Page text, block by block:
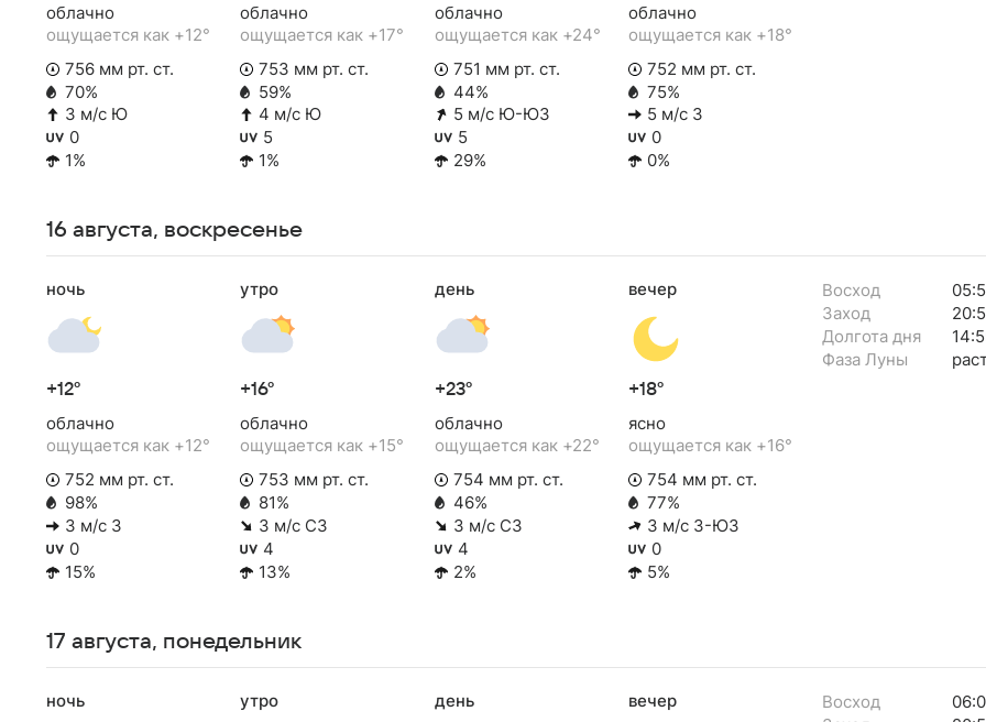
облачно
ощущается как +12°
756 мм рт. ст.
70%
3 м/с Ю
0
1%
облачно
ощущается как +17°
753 мм рт. ст.
59%
4 м/с Ю
5
1%
облачно
ощущается как +24°
751 мм рт. ст.
44%
5 м/с Ю-ЮЗ
5
29%
облачно
ощущается как +18°
752 мм рт. ст.
75%
5 м/с З
0
0%
16 августа, воскресенье
ночь
+12°
облачно
ощущается как +12°
752 мм рт. ст.
98%
3 м/с З
0
15%
утро
+16°
облачно
ощущается как +15°
753 мм рт. ст.
81%
3 м/с СЗ
4
13%
день
+23°
облачно
ощущается как +22°
754 мм рт. ст.
46%
3 м/с СЗ
4
2%
вечер
+18°
ясно
ощущается как +16°
754 мм рт. ст.
77%
3 м/с З-ЮЗ
0
5%
Восход
Заход
Долгота дня
Фаза Луны
17 августа, понедельник
ночь утро день вечер Восход